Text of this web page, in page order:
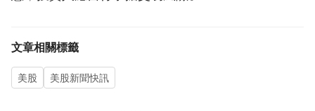
文章相關標籤
美股 美股新聞快訊